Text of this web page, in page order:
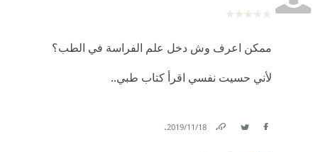
ممكن اعرف وش دخل علم الفراسة في الطب؟
لأني حسيت نفسي اقرأ كتاب طبي..
18‏/11‏/2019
.